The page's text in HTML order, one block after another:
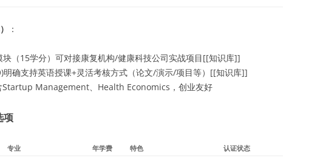
：
（15学分）可对接康复机构/健康科技公司实战项目[[知识库]]
明确支持英语授课+灵活考核方式（论文/演示/项目等）[[知识库]]
Startup Management、Health Economics，创业友好
项
专业 年学费 特色 认证状态